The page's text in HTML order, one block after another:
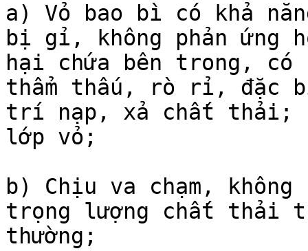
a) Vỏ bao bì có khả
bị gỉ, không phản ứng
hại chứa bên trong, có
thẩm thấu, rò rỉ, đặc
trí nạp, xả chất thải;
lớp vỏ;
b) Chịu va chạm,
trọng lượng chất thải
thường;